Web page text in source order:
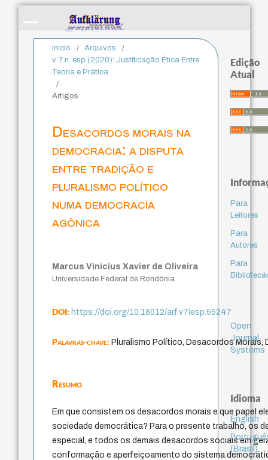
Início / Arquivos
/
v. 7 n. esp (2020): Justificação Ética Entre
Teoria e Prática
/
Artigos
Desacordos morais na
democracia: a disputa
entre tradição e
pluralismo político
numa democracia
agônica
Marcus Vinícius Xavier de Oliveira
Universidade Federal de Rondônia
DOI:https://doi.org/10.18012/arf.v7iesp.55247
Palavras-chave:Pluralismo Político, Desacordos Morais,
Resumo
Em que consistem os desacordos morais e que papel
sociedade democrática? Para o presente trabalho, os
especial, e todos os demais desacordos sociais em
conformação e aperfeiçoamento do sistema
Edição
Atual
Para
Leitores
Para
Autores
Para
Open
Journal
Systems
Idioma
English
(Brasil)